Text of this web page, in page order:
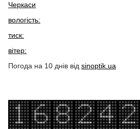
Черкаси
вологість:
тиск:
вітер:
Погода на 10 днів від sinoptik.ua